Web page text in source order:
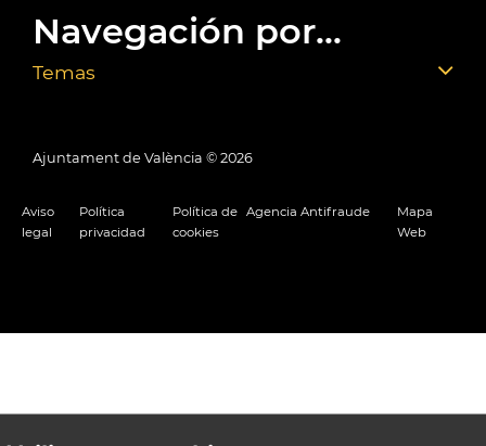
Navegación por...
Temas
Ajuntament de València © 2026
Aviso
legal
Política
privacidad
Política de
cookies
Agencia Antifraude
Mapa
Web